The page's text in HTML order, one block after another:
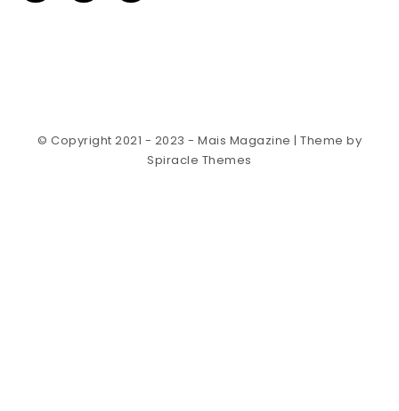
© Copyright 2021 - 2023 - Mais Magazine | Theme by
Spiracle Themes